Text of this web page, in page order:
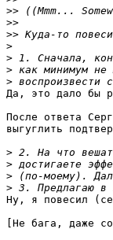
>>
>>
>>
>
>
>
>
Да, это дало бы
После ответа
выгуглить
>
>
>
>
Ну, я повесил
[Не бага, даже